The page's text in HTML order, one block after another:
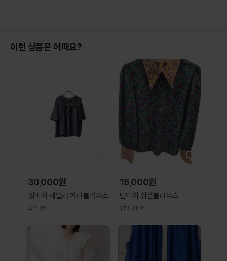
이런 상품은 어때요?
30,000원
잇미샤 세일러 카라블라우스
4일 전
15,000원
빈티지 쉬폰블라우스
17시간 전